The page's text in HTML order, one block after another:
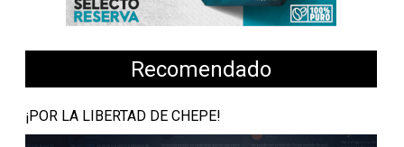
Recomendado
¡POR LA LIBERTAD DE CHEPE!